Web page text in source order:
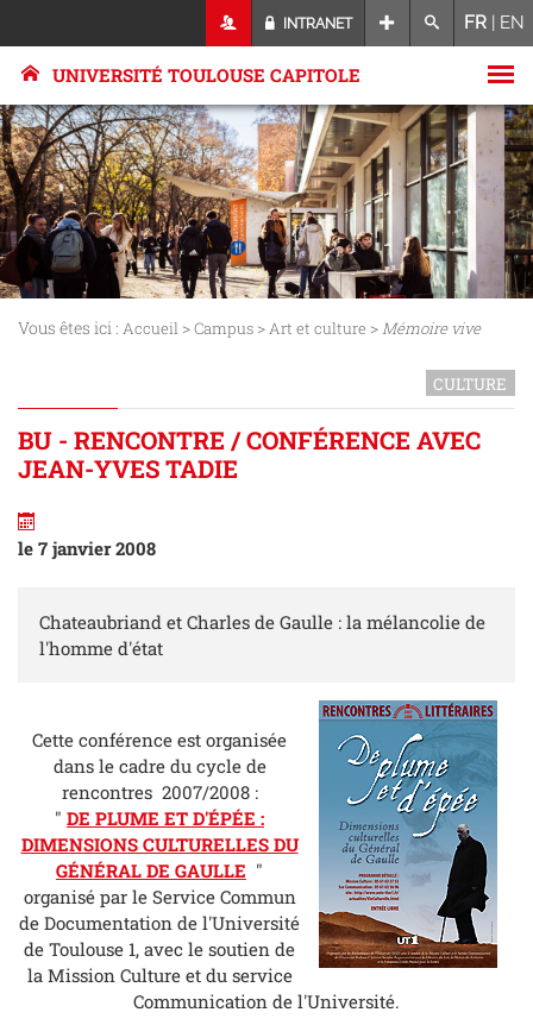
INTRANET FR | EN
UNIVERSITÉ TOULOUSE CAPITOLE
Vous êtes ici : Accueil >Campus >Art et culture >Mémoire vive
CULTURE
BU - RENCONTRE / CONFÉRENCE AVEC
JEAN-YVES TADIE
le 7 janvier 2008
Chateaubriand et Charles de Gaulle : la mélancolie de
l'homme d'état
Cette conférence est organisée
dans le cadre du cycle de
rencontres 2007/2008 :
" DE PLUME ET D'ÉPÉE :
DIMENSIONS CULTURELLES DU
GÉNÉRAL DE GAULLE "
organisé par le Service Commun
de Documentation de l'Université
de Toulouse 1, avec le soutien de
la Mission Culture et du service
Communication de l'Université.